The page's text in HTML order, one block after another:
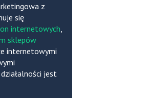
z
się
internetowych
sklepów
internetowymi
jest